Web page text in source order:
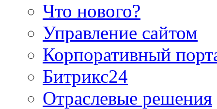
Что нового?
Управление сайтом
Корпоративный
Битрикс24
Отраслевые решения